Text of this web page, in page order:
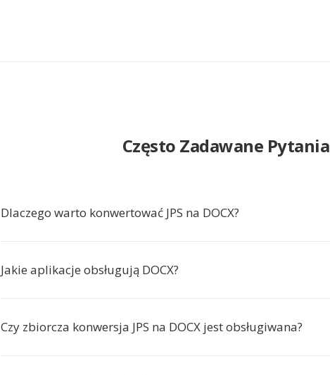
Często Zadawane Pytania
Dlaczego warto konwertować JPS na DOCX?
Jakie aplikacje obsługują DOCX?
Czy zbiorcza konwersja JPS na DOCX jest obsługiwana?